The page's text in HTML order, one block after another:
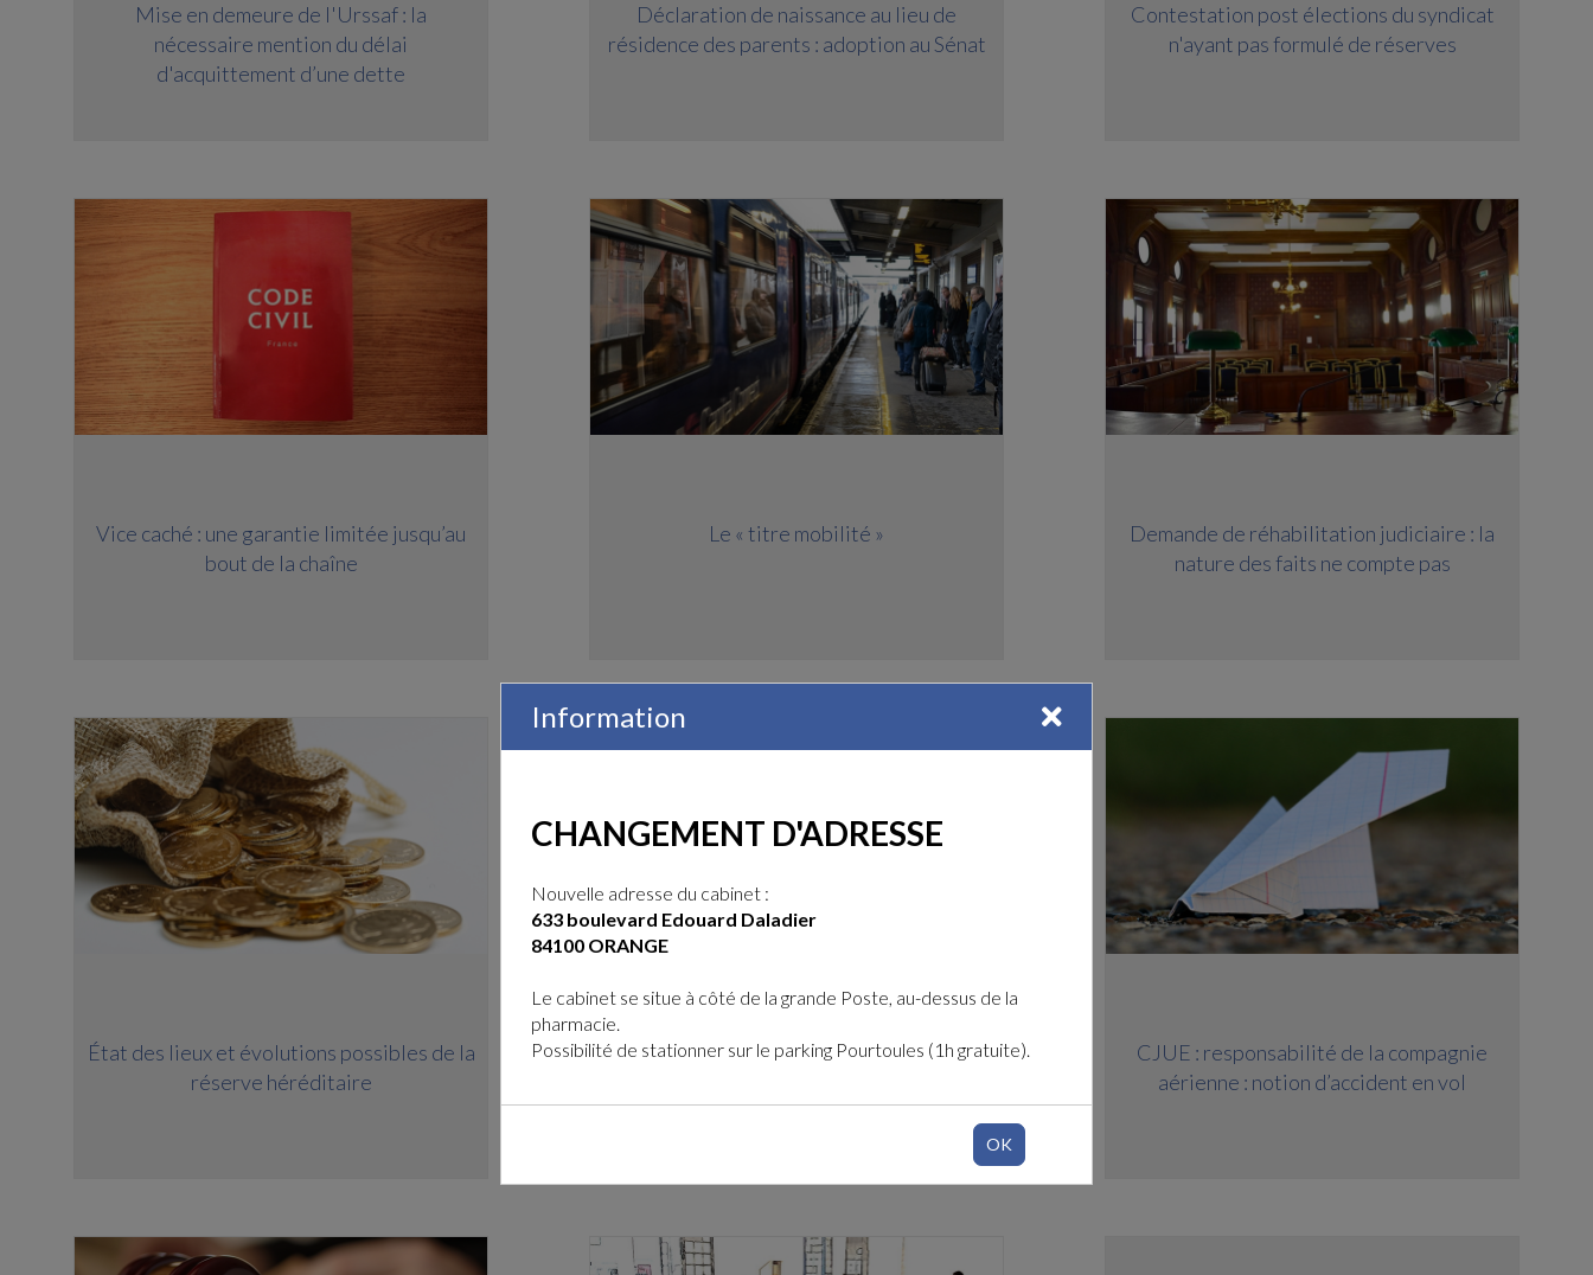
Mise en demeure de l'Urssaf : la
nécessaire mention du délai
d'acquittement d’une dette
Déclaration de naissance au lieu de
résidence des parents : adoption au Sénat
Contestation post élections du syndicat
n'ayant pas formulé de réserves
Vice caché : une garantie limitée jusqu’au
bout de la chaîne
Le « titre mobilité »
Demande de réhabilitation judiciaire : la
nature des faits ne compte pas
État des lieux et évolutions possibles de la
réserve héréditaire
Comment gérer les aléas liés aux
CJUE : responsabilité de la compagnie
aérienne : notion d’accident en vol
Information
CHANGEMENT D'ADRESSE
Nouvelle adresse du cabinet :
633 boulevard Edouard Daladier
84100 ORANGE
Le cabinet se situe à côté de la grande Poste, au-dessus de la
pharmacie.
Possibilité de stationner sur le parking Pourtoules (1h gratuite).
OK